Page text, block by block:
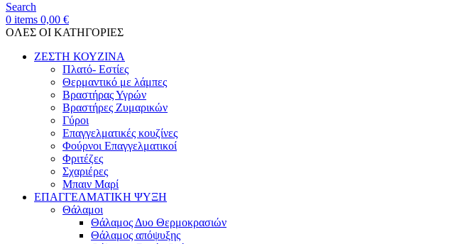
Search
0 items 0,00 €
OΛΕΣ ΟΙ ΚΑΤΗΓΟΡΙΕΣ
ΖΕΣΤΗ ΚΟΥΖΙΝΑ
Πλατό- Εστίες
Θερμαντικό με λάμπες
Βραστήρας Υγρών
Βραστήρες Ζυμαρικών
Γύροι
Επαγγελματικές κουζίνες
Φούρνοι Επαγγελματικοί
Φριτέζες
Σχαριέρες
Μπαιν Μαρί
ΕΠΑΓΓΕΛΜΑΤΙΚΗ ΨΥΞΗ
Θάλαμοι
Θάλαμος Δυο Θερμοκρασιών
Θάλαμος απόψυξης